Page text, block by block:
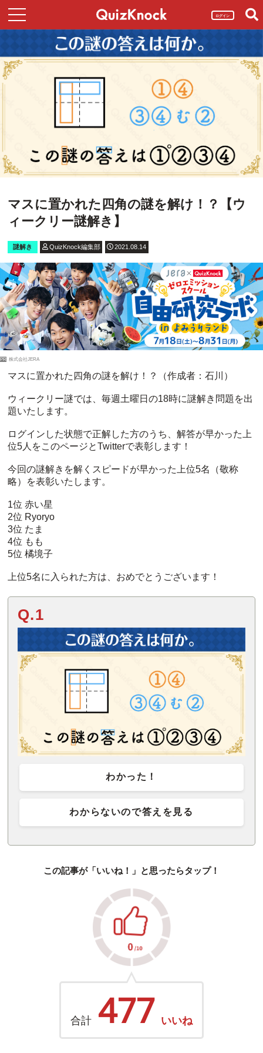
ログイン
マスに置かれた四角の謎を解け！？【ウ
ィークリー謎解き】
謎解き QuizKnock編集部 2021.08.14
PR 株式会社JERA
マスに置かれた四角の謎を解け！？（作成者：石川）
ウィークリー謎では、毎週土曜日の18時に謎解き問題を出
題いたします。
ログインした状態で正解した方のうち、解答が早かった上
位5人をこのページとTwitterで表彰します！
今回の謎解きを解くスピードが早かった上位5名（敬称
略）を表彰いたします。
1位 赤い星
2位 Ryoryo
3位 たま
4位 もも
5位 橘境子
上位5名に入られた方は、おめでとうございます！
Q.1
わかった！
わからないので答えを見る
この記事が「いいね！」と思ったらタップ！
合計 477 いいね